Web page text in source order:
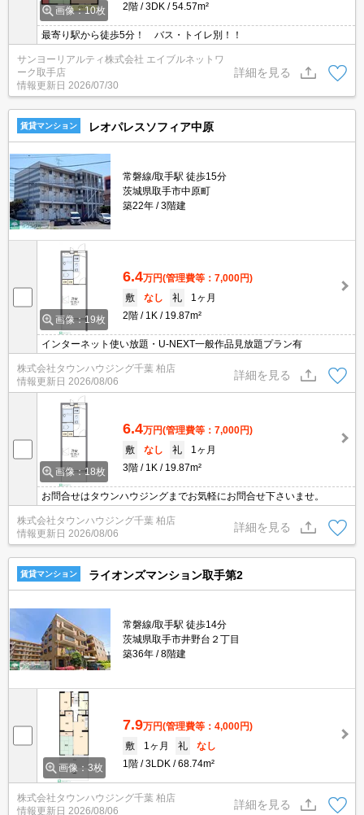
画像：10枚
2階
3DK 54.57m²
最寄り駅から徒歩5分！ バス・トイレ別！！
サンヨーリアルティ株式会社 エイブルネットワ
ーク取手店
情報更新日 2026/07/30
詳細を見る
賃貸マンション レオパレスソフィア中原
常磐線/取手駅 徒歩15分
茨城県取手市中原町
築22年
3階建
画像：19枚
6.4万円(管理費等：7,000円)
敷
なし 礼
1ヶ月
2階
1K 19.87m²
インターネット使い放題・U-NEXT一般作品見放題プラン有
株式会社タウンハウジング千葉 柏店
情報更新日 2026/08/06
詳細を見る
画像：18枚
6.4万円(管理費等：7,000円)
敷
なし 礼
1ヶ月
3階
1K 19.87m²
お問合せはタウンハウジングまでお気軽にお問合せ下さいませ。
株式会社タウンハウジング千葉 柏店
情報更新日 2026/08/06
詳細を見る
賃貸マンション ライオンズマンション取手第2
常磐線/取手駅 徒歩14分
茨城県取手市井野台２丁目
築36年
8階建
画像：3枚
7.9万円(管理費等：4,000円)
敷
1ヶ月 礼
なし
1階
3LDK 68.74m²
株式会社タウンハウジング千葉 柏店
情報更新日 2026/08/06
詳細を見る